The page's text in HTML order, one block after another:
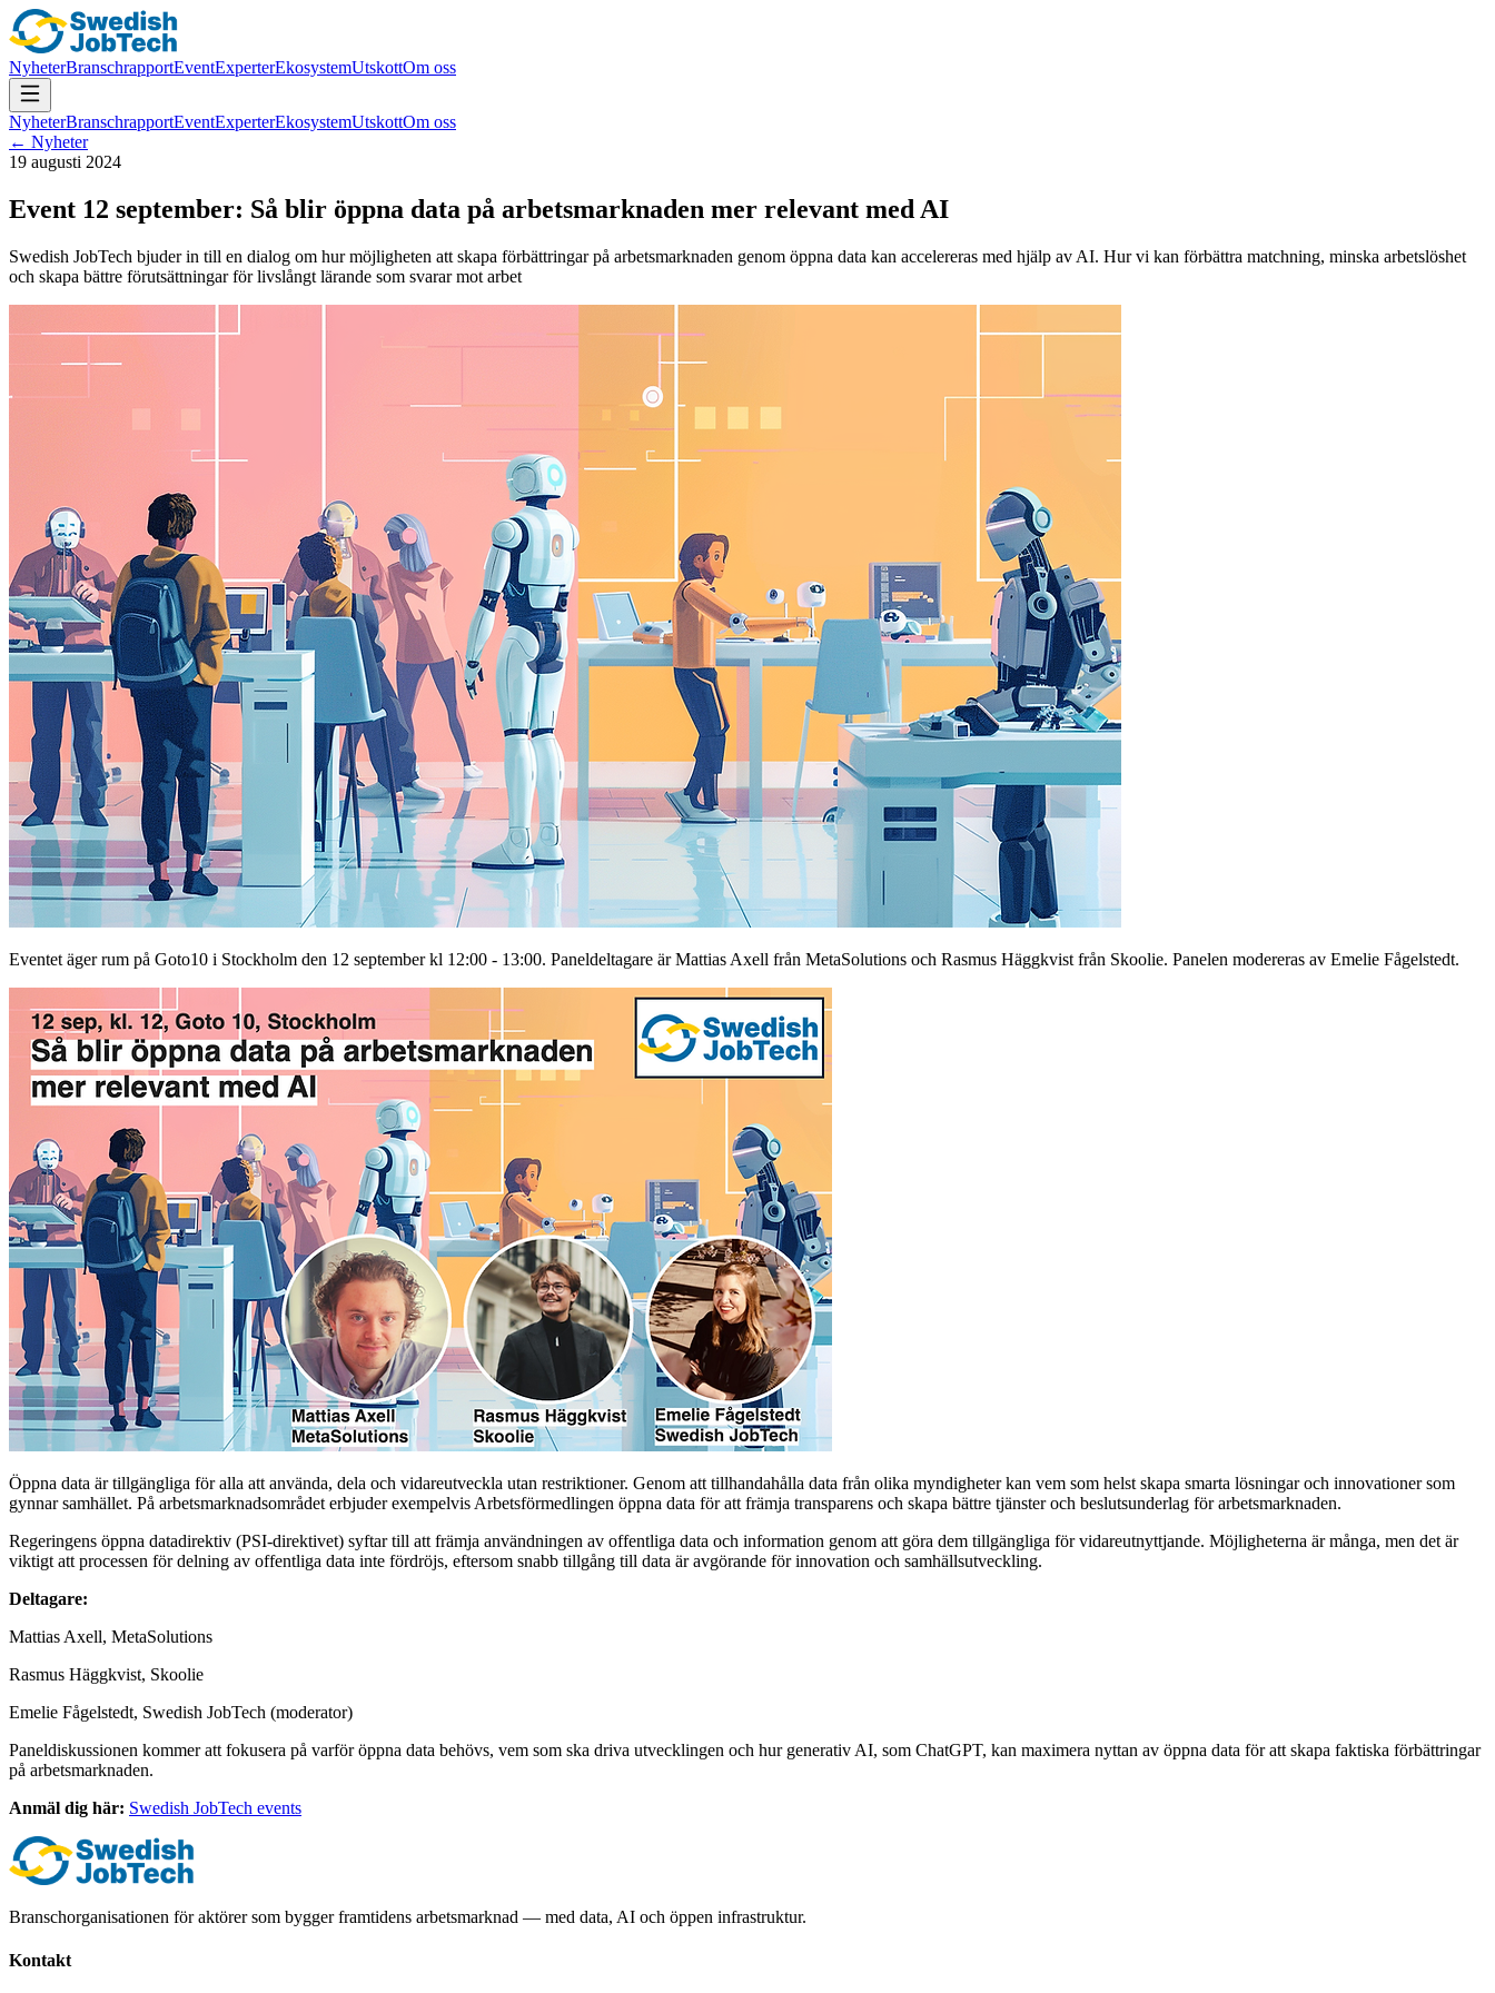
NyheterBranschrapportEventExperterEkosystemUtskottOm oss
NyheterBranschrapportEventExperterEkosystemUtskottOm oss
← Nyheter
19 augusti 2024
Event 12 september: Så blir öppna data på arbetsmarknaden mer relevant med AI
Swedish JobTech bjuder in till en dialog om hur möjligheten att skapa förbättringar på arbetsmarknaden genom öppna data kan accelereras med hjälp av AI. Hur vi kan förbättra matchning, minska arbetslöshet
och skapa bättre förutsättningar för livslångt lärande som svarar mot arbet
Eventet äger rum på Goto10 i Stockholm den 12 september kl 12:00 - 13:00. Paneldeltagare är Mattias Axell från MetaSolutions och Rasmus Häggkvist från Skoolie. Panelen modereras av Emelie Fågelstedt.
Öppna data är tillgängliga för alla att använda, dela och vidareutveckla utan restriktioner. Genom att tillhandahålla data från olika myndigheter kan vem som helst skapa smarta lösningar och innovationer som
gynnar samhället. På arbetsmarknadsområdet erbjuder exempelvis Arbetsförmedlingen öppna data för att främja transparens och skapa bättre tjänster och beslutsunderlag för arbetsmarknaden.
Regeringens öppna datadirektiv (PSI-direktivet) syftar till att främja användningen av offentliga data och information genom att göra dem tillgängliga för vidareutnyttjande. Möjligheterna är många, men det är
viktigt att processen för delning av offentliga data inte fördröjs, eftersom snabb tillgång till data är avgörande för innovation och samhällsutveckling.
Deltagare:
Mattias Axell, MetaSolutions
Rasmus Häggkvist, Skoolie
Emelie Fågelstedt, Swedish JobTech (moderator)
Paneldiskussionen kommer att fokusera på varför öppna data behövs, vem som ska driva utvecklingen och hur generativ AI, som ChatGPT, kan maximera nyttan av öppna data för att skapa faktiska förbättringar
på arbetsmarknaden.
Anmäl dig här: Swedish JobTech events
Branschorganisationen för aktörer som bygger framtidens arbetsmarknad — med data, AI och öppen infrastruktur.
Kontakt